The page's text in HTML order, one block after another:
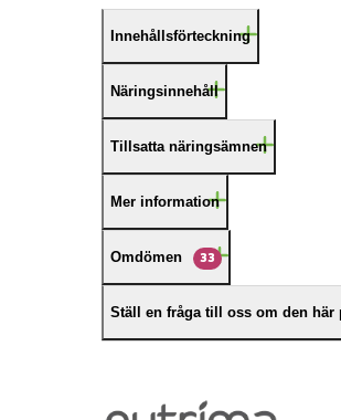
Innehållsförteckning
Näringsinnehåll
Tillsatta näringsämnen
Mer information
Omdömen 33
Ställ en fråga till oss om den här